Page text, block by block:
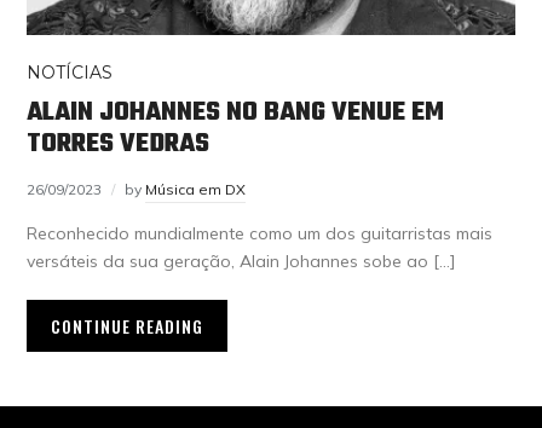
NOTÍCIAS
ALAIN JOHANNES NO BANG VENUE EM
TORRES VEDRAS
26/09/2023 by Música em DX
Reconhecido mundialmente como um dos guitarristas mais
versáteis da sua geração, Alain Johannes sobe ao […]
CONTINUE READING